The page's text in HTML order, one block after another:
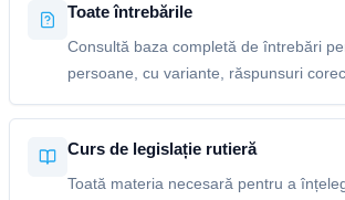
Toate întrebările
Consultă baza completă de întrebări
persoane, cu variante, răspunsuri
Curs de legislație rutieră
Toată materia necesară pentru a